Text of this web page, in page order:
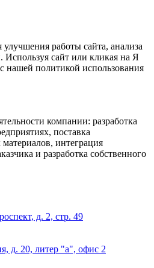
работы сайта, анализа
Используя сайт или кликая на Я
нашей политикой использования
компании: разработка
поставка
интеграция
и разработка собственного
д. 2, стр. 49
д. 20, литер "a", офис 2